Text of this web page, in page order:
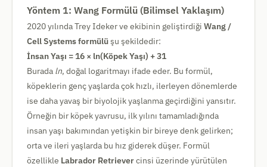
Yöntem 1: Wang Formülü (Bilimsel Yaklaşım)
2020 yılında Trey Ideker ve ekibinin geliştirdiği Wang /
Cell Systems formülüşu şekildedir:
İnsan Yaşı = 16 × ln(Köpek Yaşı) + 31
Burada ln, doğal logaritmayı ifade eder. Bu formül,
köpeklerin genç yaşlarda çok hızlı, ilerleyen dönemlerde
ise daha yavaş bir biyolojik yaşlanma geçirdiğini yansıtır.
Örneğin bir köpek yavrusu, ilk yılını tamamladığında
insan yaşı bakımından yetişkin bir bireye denk gelirken;
orta ve ileri yaşlarda bu hız giderek düşer. Formül
özellikle Labrador Retrievercinsi üzerinde yürütülen